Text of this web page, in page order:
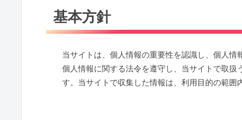
基本方針
当サイトは、個人情報の重要性を認識し、個人情
個人情報に関する法令を遵守し、当サイトで取扱
す。当サイトで収集した情報は、利用目的の範囲